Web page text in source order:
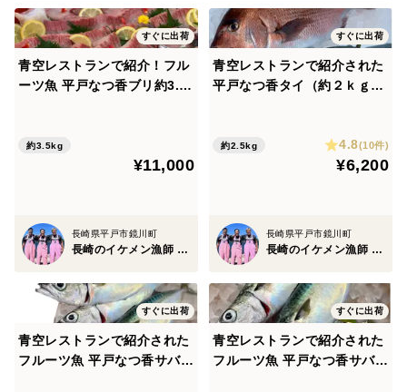
すぐに出荷
青空レストランで紹介！フル
ーツ魚 平戸なつ香ブリ約3.5k
約3.5kg
¥11,000
長崎県平戸市鏡川町
長崎のイケメン漁師 坂野水産
すぐに出荷
青空レストランで紹介された
平戸なつ香タイ（約２ｋｇ）
付き】長崎を代表する【お中
元】【夏ギフト】【熨斗対応
約2.5kg 4.8(10件)
¥6,200
長崎県平戸市鏡川町
長崎のイケメン漁師 坂野水産
すぐに出荷
青空レストランで紹介された
フルーツ魚 平戸なつ香サバ
すぐに出荷
青空レストランで紹介された
フルーツ魚 平戸なつ香サバ